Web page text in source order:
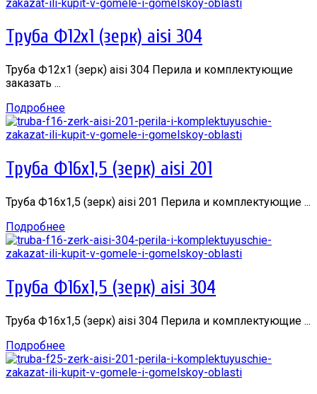
Труба Ф12х1 (зерк) aisi 304
Труба Ф12х1 (зерк) aisi 304 Перила и комплектующие
заказать ...
Подробнее
Труба Ф16х1,5 (зерк) aisi 201
Труба Ф16х1,5 (зерк) aisi 201 Перила и комплектующие ...
Подробнее
Труба Ф16х1,5 (зерк) aisi 304
Труба Ф16х1,5 (зерк) aisi 304 Перила и комплектующие ...
Подробнее